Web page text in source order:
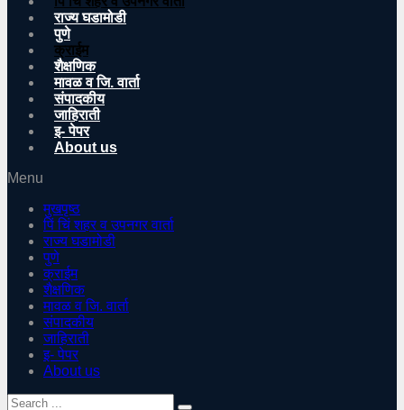
राज्य घडामोडी
पुणे
क्राईम
शैक्षणिक
मावळ व जि. वार्ता
संपादकीय
जाहिराती
इ- पेपर
About us
Menu
मुखपृष्ठ
पिं चिं शहर व उपनगर वार्ता
राज्य घडामोडी
पुणे
क्राईम
शैक्षणिक
मावळ व जि. वार्ता
संपादकीय
जाहिराती
इ- पेपर
About us